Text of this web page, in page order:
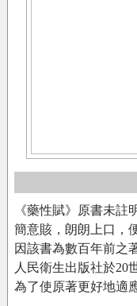
《藥性賦》原書未
簡意賅，朗朗上口，
因該書為數百年前之
人民衛生出版社於20
為了使原著更好地適